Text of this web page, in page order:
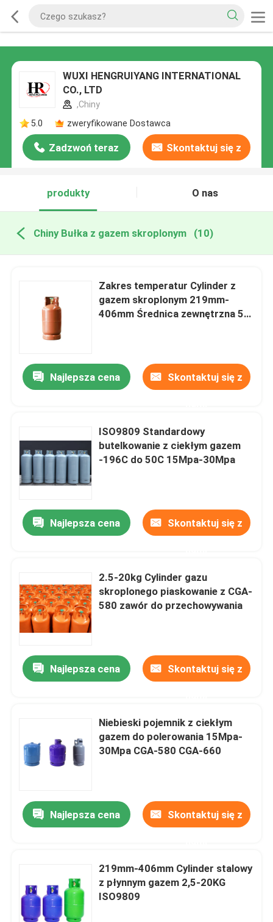
WUXI HENGRUIYANG INTERNATIONAL
CO., LTD
,Chiny
5.0
zweryfikowane Dostawca
Zadzwoń teraz Skontaktuj się z
produkty
O nas
Chiny Bułka z gazem skroplonym (10)
Zakres temperatur Cylinder z
gazem skroplonym 219mm-
406mm Średnica zewnętrzna 5L-
Najlepsza cena Skontaktuj się z
ISO9809 Standardowy
butelkowanie z ciekłym gazem
-196C do 50C 15Mpa-30Mpa
Najlepsza cena Skontaktuj się z
2.5-20kg Cylinder gazu
skroplonego piaskowanie z CGA-
580 zawór do przechowywania
Najlepsza cena Skontaktuj się z
Niebieski pojemnik z ciekłym
gazem do polerowania 15Mpa-
30Mpa CGA-580 CGA-660
Najlepsza cena Skontaktuj się z
219mm-406mm Cylinder stalowy
z płynnym gazem 2,5-20KG
ISO9809